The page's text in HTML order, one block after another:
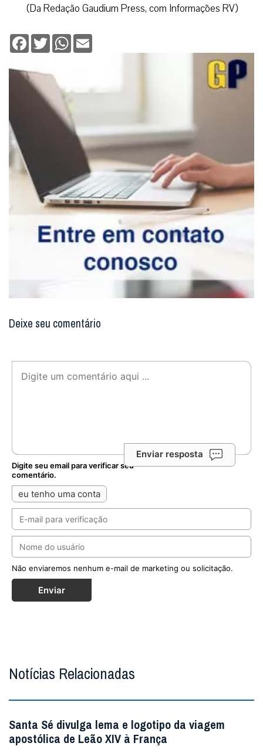
(Da Redação Gaudium Press, com Informações RV)
Facebook
TwitterWhatsApp
Deixe seu comentário
Enviar resposta
Digite seu email para verificar seu
comentário.
eu tenho uma conta
Não enviaremos nenhum e-mail de marketing ou solicitação.
Enviar
Notícias Relacionadas
Santa Sé divulga lema e logotipo da viagem
apostólica de Leão XIV à França